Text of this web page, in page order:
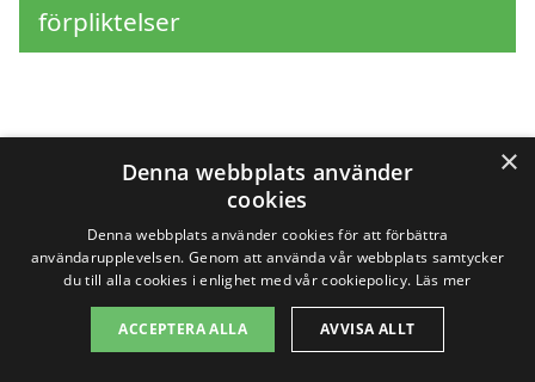
förpliktelser
Sök efter en
professionell för luft
luft värmepump i andra
städer nära Torsång
×
Denna webbplats använder
cookies
Denna webbplats använder cookies för att förbättra
användarupplevelsen. Genom att använda vår webbplats samtycker
du till alla cookies i enlighet med vår cookiepolicy. Läs mer
ACCEPTERA ALLA AVVISA ALLT